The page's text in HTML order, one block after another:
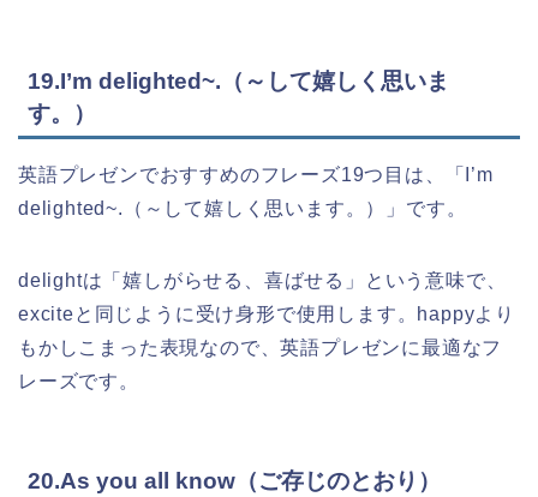
19.I’m delighted~.（～して嬉しく思いま
す。）
英語プレゼンでおすすめのフレーズ19つ目は、「I’m
delighted~.（～して嬉しく思います。）」です。
delightは「嬉しがらせる、喜ばせる」という意味で、
exciteと同じように受け身形で使用します。happyより
もかしこまった表現なので、英語プレゼンに最適なフ
レーズです。
20.As you all know（ご存じのとおり）